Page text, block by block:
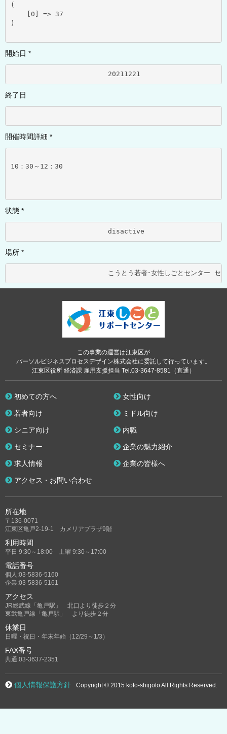
(
    [0] => 37
)
開始日 *
終了日
開催時間詳細 *
10：30～12：30
状態 *
場所 *
この事業の運営は江東区が
パーソルビジネスプロセスデザイン株式会社に委託して行っています。
江東区役所 経済課 雇用支援担当 Tel.03-3647-8581（直通）
所在地
〒136-0071
江東区亀戸2-19-1 カメリアプラザ9階
利用時間
平日 9:30～18:00 土曜 9:30～17:00
電話番号
個人:03-5836-5160
企業:03-5836-5161
アクセス
JR総武線「亀戸駅」 北口より徒歩２分
東武亀戸線「亀戸駅」 より徒歩２分
休業日
日曜・祝日・年末年始（12/29～1/3）
FAX番号
共通:03-3637-2351
初めての方へ 女性向け
若者向け ミドル向け
シニア向け 内職
セミナー 企業の魅力紹介
求人情報 企業の皆様へ
アクセス・お問い合わせ
個人情報保護方針 Copyright © 2015 koto-shigoto All Rights Reserved.